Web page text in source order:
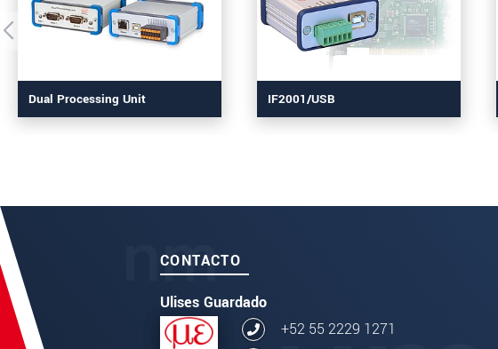
Dual Processing Unit IF2001/USB
CONTACTO
Ulises Guardado
+52 55 2229 1271